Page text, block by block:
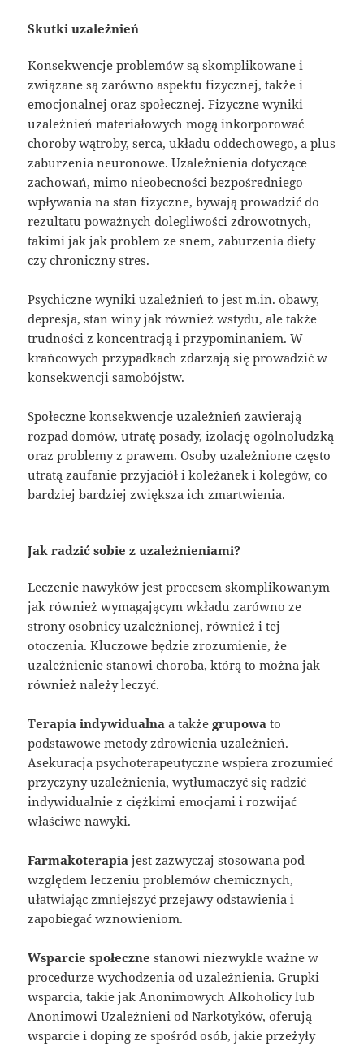
Skutki uzależnień
Konsekwencje problemów są skomplikowane i
związane są zarówno aspektu fizycznej, także i
emocjonalnej oraz społecznej. Fizyczne wyniki
uzależnień materiałowych mogą inkorporować
choroby wątroby, serca, układu oddechowego, a plus
zaburzenia neuronowe. Uzależnienia dotyczące
zachowań, mimo nieobecności bezpośredniego
wpływania na stan fizyczne, bywają prowadzić do
rezultatu poważnych dolegliwości zdrowotnych,
takimi jak jak problem ze snem, zaburzenia diety
czy chroniczny stres.
Psychiczne wyniki uzależnień to jest m.in. obawy,
depresja, stan winy jak również wstydu, ale także
trudności z koncentracją i przypominaniem. W
krańcowych przypadkach zdarzają się prowadzić w
konsekwencji samobójstw.
Społeczne konsekwencje uzależnień zawierają
rozpad domów, utratę posady, izolację ogólnoludzką
oraz problemy z prawem. Osoby uzależnione często
utratą zaufanie przyjaciół i koleżanek i kolegów, co
bardziej bardziej zwiększa ich zmartwienia.
Jak radzić sobie z uzależnieniami?
Leczenie nawyków jest procesem skomplikowanym
jak również wymagającym wkładu zarówno ze
strony osobnicy uzależnionej, również i tej
otoczenia. Kluczowe będzie zrozumienie, że
uzależnienie stanowi choroba, którą to można jak
również należy leczyć.
Terapia indywidualna a takżegrupowa to
podstawowe metody zdrowienia uzależnień.
Asekuracja psychoterapeutyczne wspiera zrozumieć
przyczyny uzależnienia, wytłumaczyć się radzić
indywidualnie z ciężkimi emocjami i rozwijać
właściwe nawyki.
Farmakoterapia jest zazwyczaj stosowana pod
względem leczeniu problemów chemicznych,
ułatwiając zmniejszyć przejawy odstawienia i
zapobiegać wznowieniom.
Wsparcie społeczne stanowi niezwykle ważne w
procedurze wychodzenia od uzależnienia. Grupki
wsparcia, takie jak Anonimowych Alkoholicy lub
Anonimowi Uzależnieni od Narkotyków, oferują
wsparcie i doping ze spośród osób, jakie przeżyły